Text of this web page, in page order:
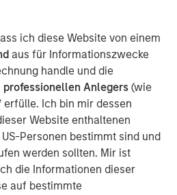
ich diese Website von einem
aus für Informationszwecke
handle und die
professionellen Anlegers(wie
erfülle. Ich bin mir dessen
Website enthaltenen
Personen bestimmt sind und
werden sollten. Mir ist
die Informationen dieser
auf bestimmte
Group CIO Rui de Figueiredo
to think about asset allocation in
and private-market products
investors' decisions.